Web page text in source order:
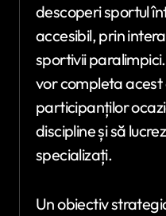
descoperi sportul
accesibil, prin
sportivii
vor completa
participanților
discipline și să
specializați.
Un obiectiv